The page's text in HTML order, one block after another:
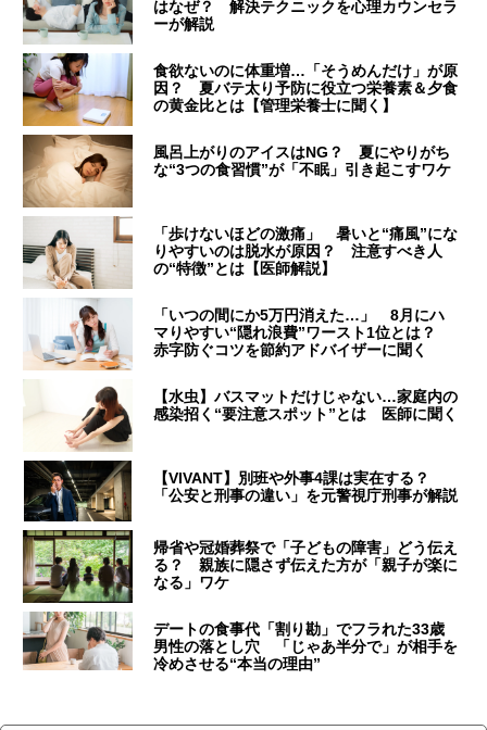
はなぜ？ 解決テクニックを心理カウンセラ
ーが解説
食欲ないのに体重増…「そうめんだけ」が原
因？ 夏バテ太り予防に役立つ栄養素＆夕食
の黄金比とは【管理栄養士に聞く】
風呂上がりのアイスはNG？ 夏にやりがち
な“3つの食習慣”が「不眠」引き起こすワケ
「歩けないほどの激痛」 暑いと“痛風”にな
りやすいのは脱水が原因？ 注意すべき人
の“特徴”とは【医師解説】
「いつの間にか5万円消えた…」 8月にハ
マりやすい“隠れ浪費”ワースト1位とは？
赤字防ぐコツを節約アドバイザーに聞く
【水虫】バスマットだけじゃない…家庭内の
感染招く“要注意スポット”とは 医師に聞く
【VIVANT】別班や外事4課は実在する？
「公安と刑事の違い」を元警視庁刑事が解説
帰省や冠婚葬祭で「子どもの障害」どう伝え
る？ 親族に隠さず伝えた方が「親子が楽に
なる」ワケ
デートの食事代「割り勘」でフラれた33歳
男性の落とし穴 「じゃあ半分で」が相手を
冷めさせる“本当の理由”